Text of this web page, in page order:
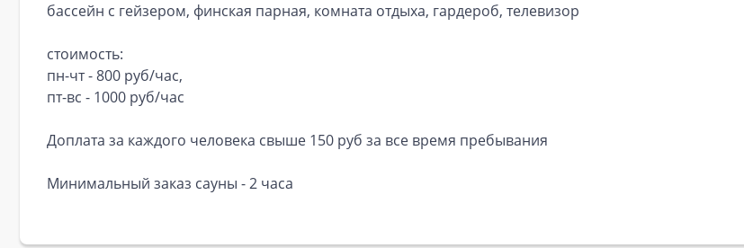
бассейн с гейзером, финская парная, комната отдыха, гардероб, телевизор
стоимость:
пн-чт - 800 руб/час,
пт-вс - 1000 руб/час
Доплата за каждого человека свыше 150 руб за все время пребывания
Минимальный заказ сауны - 2 часа